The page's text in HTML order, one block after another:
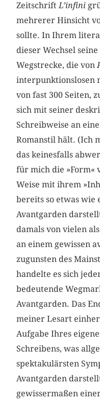
ZeitschriftL’infini
mehrerer Hinsicht
sollte. In Ihrem
dieser Wechsel
Wegstrecke, die von
interpunktionslosen
von fast 300 Seiten,
sich mit seiner
Schreibweise an
Romanstil hält. (Ich
das keinesfalls
für mich die »Form«
Weise mit ihrem
bereits so etwas wie
Avantgarden
damals von vielen
an einem gewissen
zugunsten des
handelte es sich
bedeutende
Avantgarden. Das
meiner Lesart
Aufgabe Ihres
Schreibens, was
spektakulärsten
Avantgarden
gewissermaßen